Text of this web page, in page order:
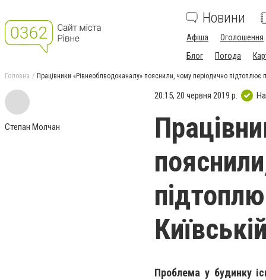
Новини
Афіша
Оголошення
Блог
Погода
Головна Працівники «Рівнеоблводоканалу» пояснили, чому періодично підтоплює
Степан Молчан
20:15, 20 червня 2019 р.
Проблема у будинку